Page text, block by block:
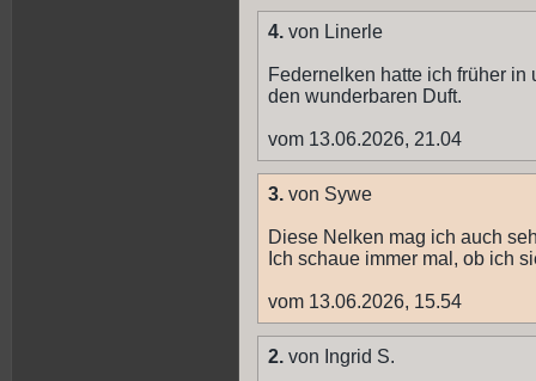
4. von Linerle
Federnelken hatte ich früher
den wunderbaren Duft.
vom 13.06.2026, 21.04
3. von Sywe
Diese Nelken mag ich auch
Ich schaue immer mal, ob ich
vom 13.06.2026, 15.54
2. von Ingrid S.